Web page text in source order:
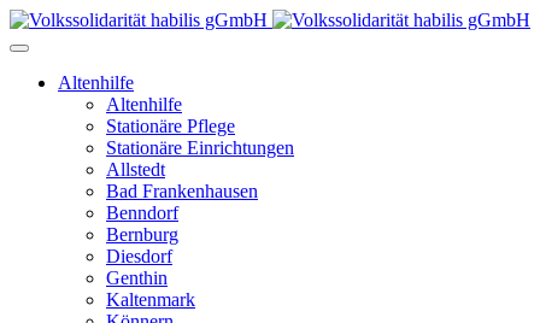
Altenhilfe
Altenhilfe
Stationäre Pflege
Stationäre Einrichtungen
Allstedt
Bad Frankenhausen
Benndorf
Bernburg
Diesdorf
Genthin
Kaltenmark